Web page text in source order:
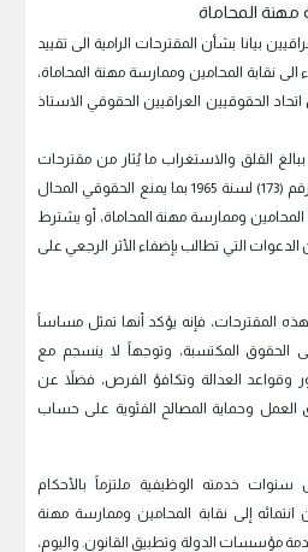
مهنة المحاماة
بيانا بشأن المقترحات الرامية الى تقييد
الى نقابة المحامين وممارسة مهنة المحاماة،
الحقوقيين العراقيين الحقوقي الاستاذ
ببالغ القلق والاستغراب ما يُثار من مقترحات
تدعو إلى تعديل قانون المحاماة رقم (173) لسنة 1965 بما يمنع الحقوقي المحال
المحامين وممارسة مهنة المحاماة، أو يشترط
الدعوات التي تطالب بإضفاء الأثر الرجعي على
المقترحات، فإنه يؤكد أنها تمثل مساساً
على الحقوق المكتسبة، وتوجهاً لا ينسجم مع
وقواعد العدالة وتكافؤ الفرص، فضلاً عن
وحماية المصالح الفئوية على حساب
خدمته الوظيفية ملتزماً بالأحكام
انتمائه إلى نقابة المحامين وممارسة مهنة
مؤسسات الدولة وتطبيق القانون. واليوم،